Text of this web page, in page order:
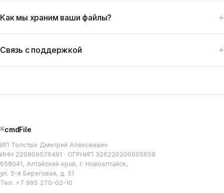
Как мы храним ваши файлы?
Связь с поддержкой
⌘cmdFile
ИП Толстых Дмитрий Алексеевич
ИНН 220809576491 · ОГРНИП 326220200005658
658041, Алтайский край, г. Новоалтайск,
ул. 5-я Береговая, д. 51
Тел. +7 995 270-02-10